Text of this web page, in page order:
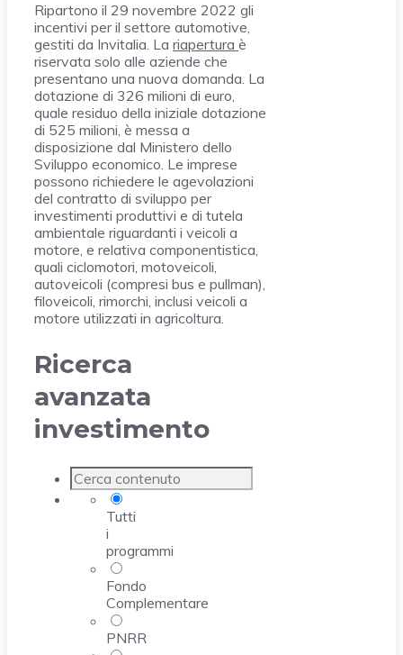
Ripartono il 29 novembre 2022 gli
incentivi per il settore automotive,
gestiti da Invitalia. La riapertura è
riservata solo alle aziende che
presentano una nuova domanda. La
dotazione di 326 milioni di euro,
quale residuo della iniziale dotazione
di 525 milioni, è messa a
disposizione dal Ministero dello
Sviluppo economico. Le imprese
possono richiedere le agevolazioni
del contratto di sviluppo per
investimenti produttivi e di tutela
ambientale riguardanti i veicoli a
motore, e relativa componentistica,
quali ciclomotori, motoveicoli,
autoveicoli (compresi bus e pullman),
filoveicoli, rimorchi, inclusi veicoli a
motore utilizzati in agricoltura.
Ricerca
avanzata
investimento
Tutti
i
programmi
Fondo
Complementare
PNRR